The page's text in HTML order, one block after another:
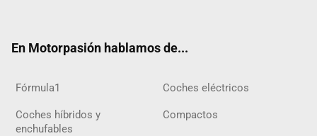
En Motorpasión hablamos de...
Fórmula1 Coches eléctricos
Coches híbridos y
enchufables
Compactos